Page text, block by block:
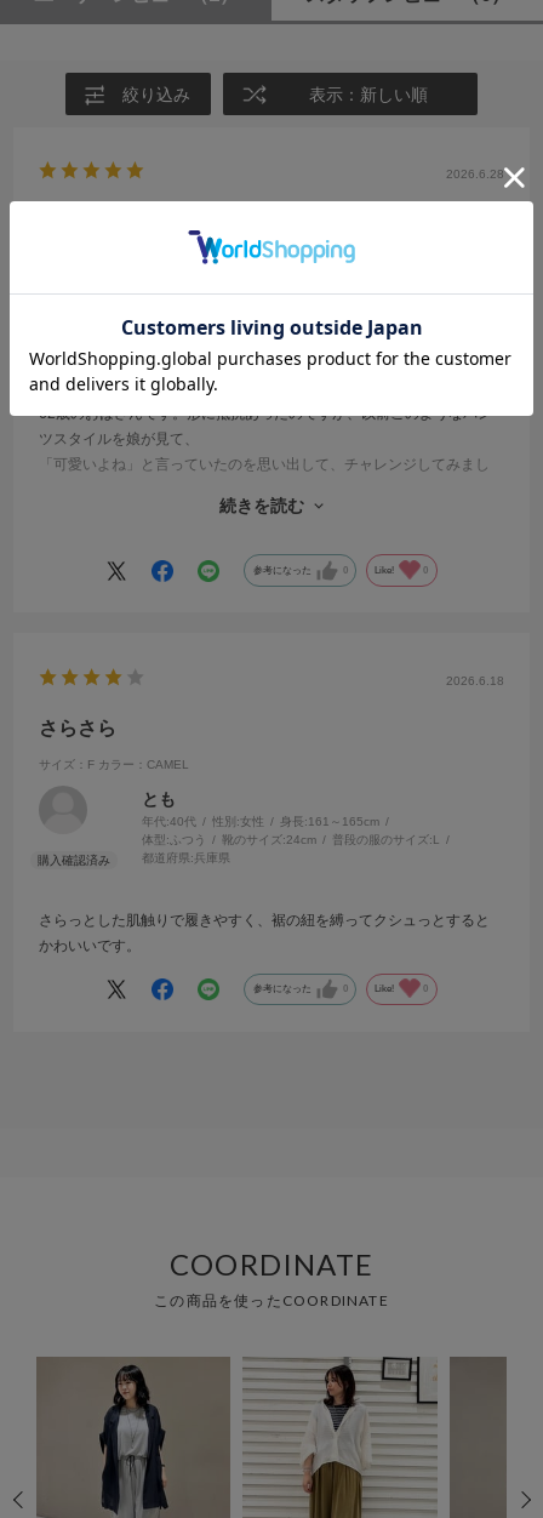
絞り込み 表示：新しい順
2026.6.28
たかな
体型:ふつう 靴のサイズ: ～23cm
普段の服のサイズ:
宮崎県
62歳のおばさんです。形に抵抗あったのですが、以前このようなパン
ツスタイルを娘が見て、
「可愛いよね」と言っていたのを思い出して、チャレンジしてみまし
トロンとした形も、優しい肌触りも気に入り、３日間連続で着ていま
また、店員さんの対応もものすごく良くて、終始笑顔で、私が何か伝
えるごとに「ありがとうございます」と丁寧に答えてから、ご自身の
続きを読む
参考になった 0 Like! 0
2026.6.18
さらさら
サイズ：F カラー：CAMEL
とも
年代:40代 性別:女性 身長:161～165cm
体型: ふつう 靴のサイズ:24cm 普段の服のサイズ:L
都道府県: 兵庫県
さらっとした肌触りで履きやすく、裾の紐を縛ってクシュっとすると
かわいいです。
参考になった 0 Like! 0
COORDINATE
この商品を使ったCOORDINATE